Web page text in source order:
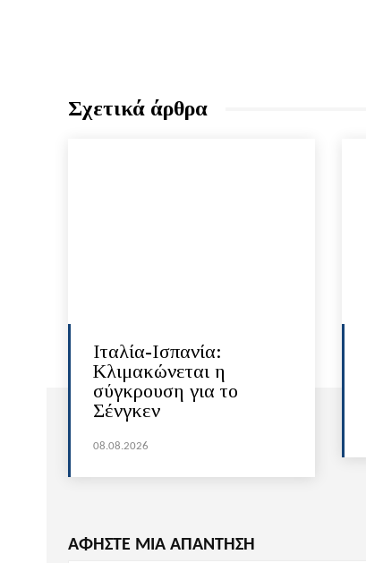
Σχετικά άρθρα
Ιταλία-Ισπανία:
Κλιμακώνεται η
σύγκρουση για το
Σένγκεν
08.08.2026
ΑΦΗΣΤΕ ΜΙΑ ΑΠΑΝΤΗΣΗ